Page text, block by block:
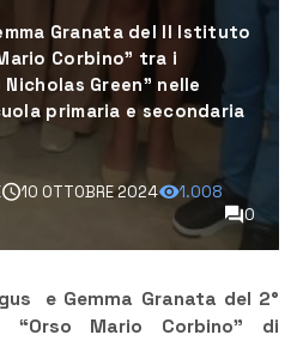
Granata del II Istituto
Corbino" tra i
Green" nelle
primaria e secondaria
10 OTTOBRE 2024
1.008
0
e Gemma Granata del 2°
“Orso Mario Corbino” di